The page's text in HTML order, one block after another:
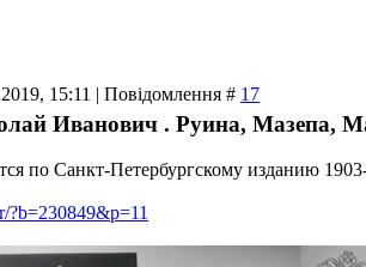
15:11 | Повідомлення # 17
Иванович . Руина, Мазепа,
по Санкт-Петербургскому изданию
?b=230849&p=11